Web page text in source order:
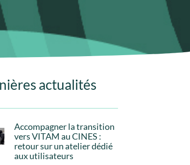
actualités
Accompagner la transition
vers VITAM au CINES :
retour sur un atelier dédié
aux utilisateurs